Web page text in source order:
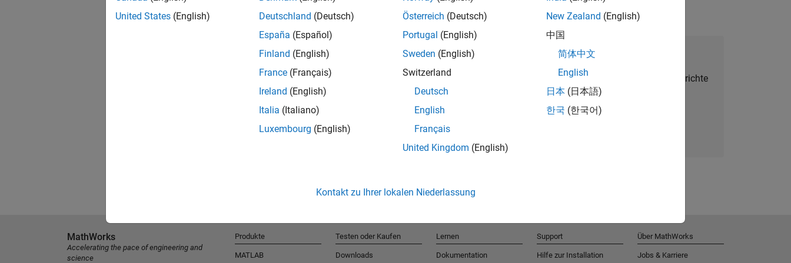
Talent Network beitreten
Erhalten Sie personalisierte Stellenangebote, Berichte
und Unternehmensneuigkeiten.
United States (English)
Deutschland (Deutsch)
España (Español)
Finland (English)
France (Français)
Ireland (English)
Italia (Italiano)
Luxembourg (English)
Österreich (Deutsch)
Portugal (English)
Sweden (English)
Switzerland
Deutsch
English
Français
United Kingdom (English)
New Zealand (English)
中国
简体中文
English
日本 (日本語)
한국 (한국어)
Kontakt zu Ihrer lokalen Niederlassung
MathWorks
Accelerating the pace of engineering and
science
Produkte
MATLAB
Testen oder Kaufen
Downloads
Lernen
Dokumentation
Support
Hilfe zur Installation
Über MathWorks
Jobs & Karriere